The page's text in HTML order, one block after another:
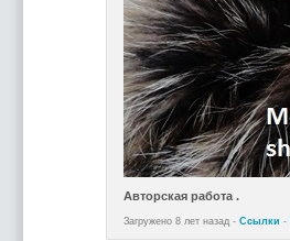
Авторская работа .
Загружено 8 лет назад - Ссылки -